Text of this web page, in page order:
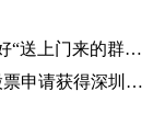
环球微资讯！政前方快评｜用心用情做好“送上门来的群众工作”
速看：泰嘉股份: 关于向特定对象发行股票申请获得深圳证券交易所上市审核中心审核通过的公告